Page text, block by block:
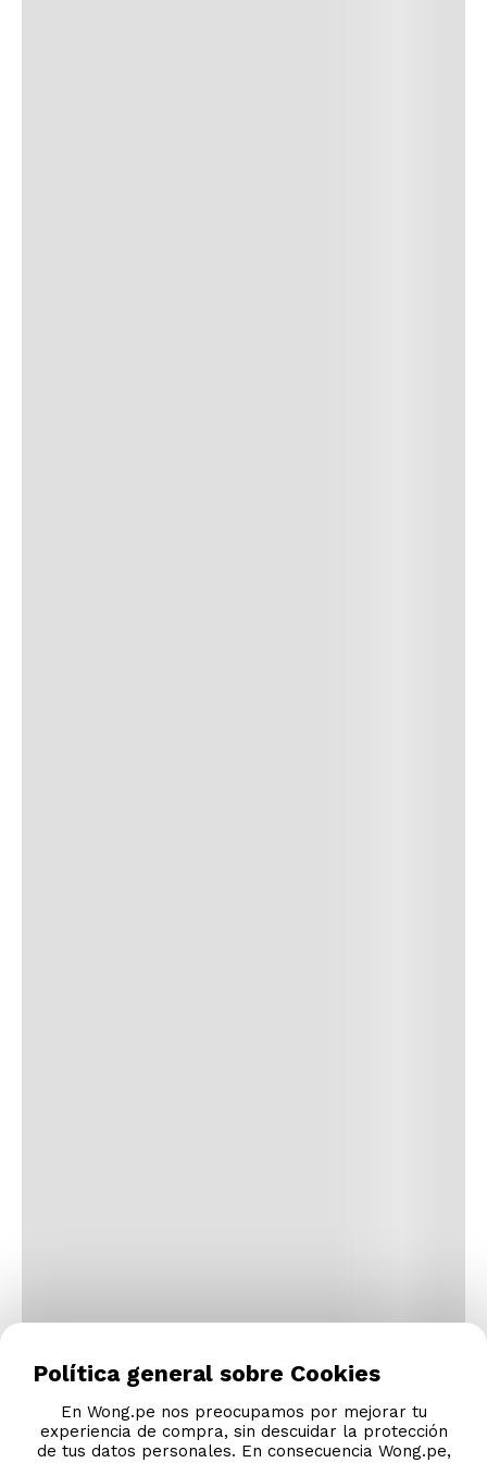
Política general sobre Cookies
En Wong.pe nos preocupamos por mejorar tu
experiencia de compra, sin descuidar la protección
de tus datos personales. En consecuencia Wong.pe,